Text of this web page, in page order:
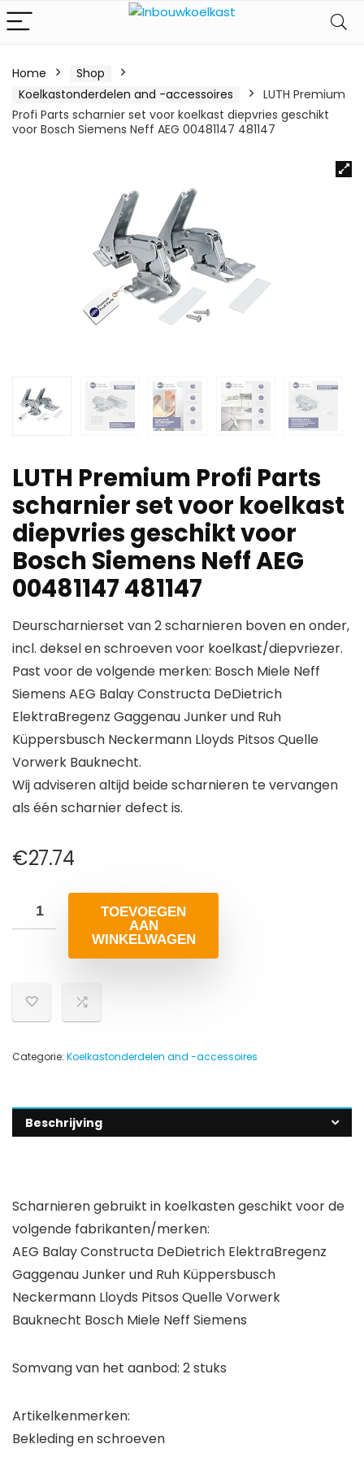
Home
Shop
Koelkastonderdelen and -accessoires
LUTH Premium
Profi Parts scharnier set voor koelkast diepvries geschikt
voor Bosch Siemens Neff AEG 00481147 481147
LUTH Premium Profi Parts
scharnier set voor koelkast
diepvries geschikt voor
Bosch Siemens Neff AEG
00481147 481147
Deurscharnierset van 2 scharnieren boven en onder,
incl. deksel en schroeven voor koelkast/diepvriezer.
Past voor de volgende merken: Bosch Miele Neff
Siemens AEG Balay Constructa DeDietrich
ElektraBregenz Gaggenau Junker und Ruh
Küppersbusch Neckermann Lloyds Pitsos Quelle
Vorwerk Bauknecht.
Wij adviseren altijd beide scharnieren te vervangen
als één scharnier defect is.
€27.74
TOEVOEGEN
AAN
WINKELWAGEN
Categorie: Koelkastonderdelen and -accessoires
Beschrijving
Scharnieren gebruikt in koelkasten geschikt voor de
volgende fabrikanten/merken:
AEG Balay Constructa DeDietrich ElektraBregenz
Gaggenau Junker und Ruh Küppersbusch
Neckermann Lloyds Pitsos Quelle Vorwerk
Bauknecht Bosch Miele Neff Siemens
Somvang van het aanbod: 2 stuks
Artikelkenmerken:
Bekleding en schroeven